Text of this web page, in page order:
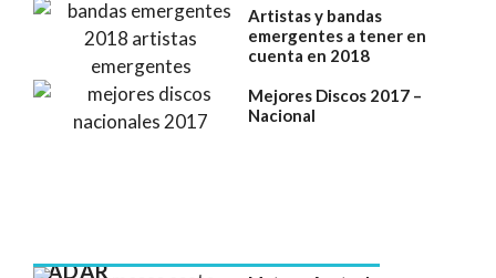
Artistas y bandas
emergentes a tener en
cuenta en 2018
Mejores Discos 2017 –
Nacional
RADAR